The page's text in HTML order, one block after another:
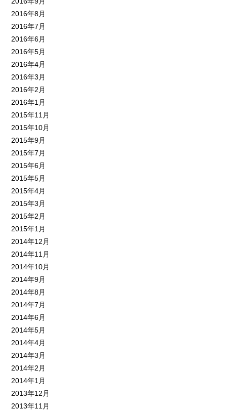
2016年8月
2016年7月
2016年6月
2016年5月
2016年4月
2016年3月
2016年2月
2016年1月
2015年11月
2015年10月
2015年9月
2015年7月
2015年6月
2015年5月
2015年4月
2015年3月
2015年2月
2015年1月
2014年12月
2014年11月
2014年10月
2014年9月
2014年8月
2014年7月
2014年6月
2014年5月
2014年4月
2014年3月
2014年2月
2014年1月
2013年12月
2013年11月